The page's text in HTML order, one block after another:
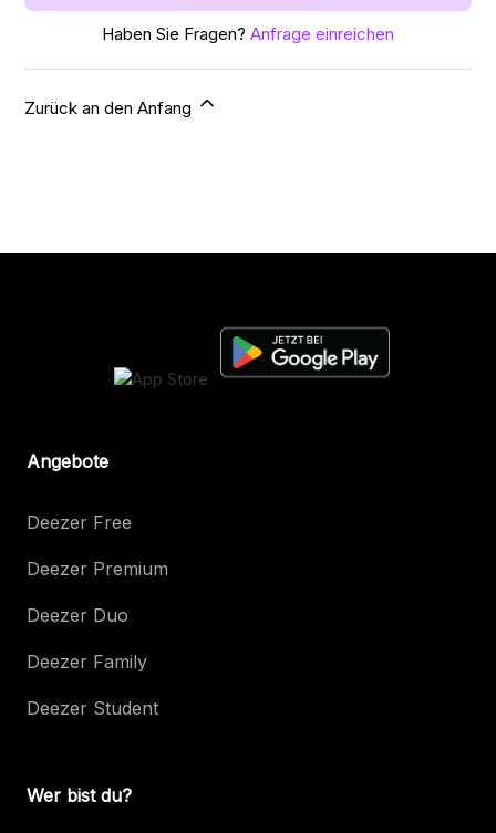
Haben Sie Fragen? Anfrage einreichen
Zurück an den Anfang
Angebote
Deezer Free
Deezer Premium
Deezer Duo
Deezer Family
Deezer Student
Wer bist du?